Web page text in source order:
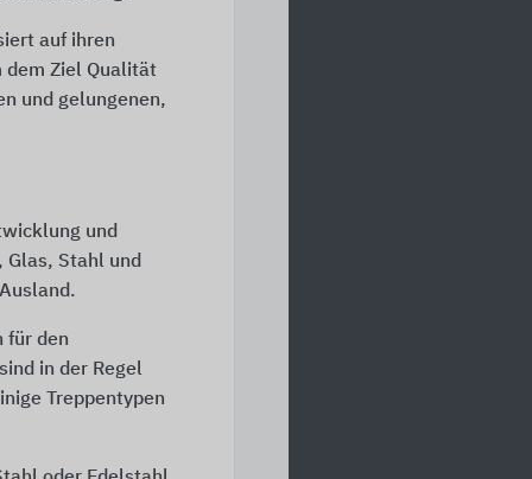
auf ihren
dem Ziel Qualität
und gelungenen,
und
Glas, Stahl und
für den
in der Regel
Treppentypen